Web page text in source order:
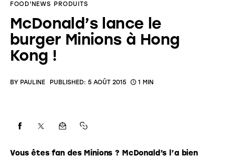
Food’Life
FOOD'NEWS PRODUITS
McDonald’s lance le
burger Minions à Hong
Kong !
BY PAULINE PUBLISHED: 5 AOÛT 2015 1 MIN
Vous êtes fan des Minions ? McDonald’s l’a bien